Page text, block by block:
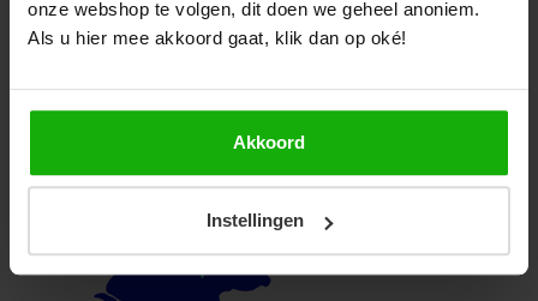
onze webshop te volgen, dit doen we geheel anoniem.
Als u hier mee akkoord gaat, klik dan op oké!
Akkoord
Instellingen
Bezoek onze winkel